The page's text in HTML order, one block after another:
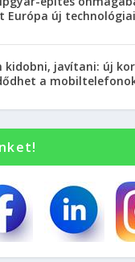
Európa új
kidobni, javítani: új
a